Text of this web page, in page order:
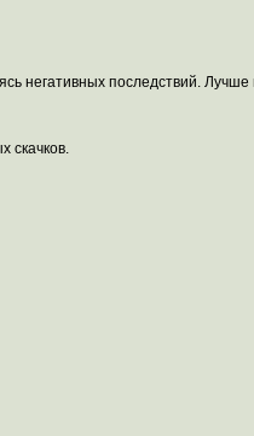
негативных последствий.
скачков.